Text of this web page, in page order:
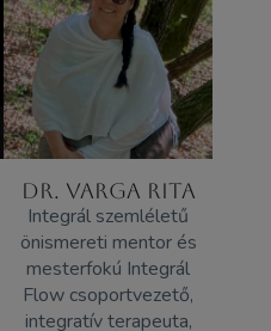
DR. VARGA RITA
Integrál szemléletű
önismereti mentor és
mesterfokú Integrál
Flow csoportvezető,
integratív terapeuta,